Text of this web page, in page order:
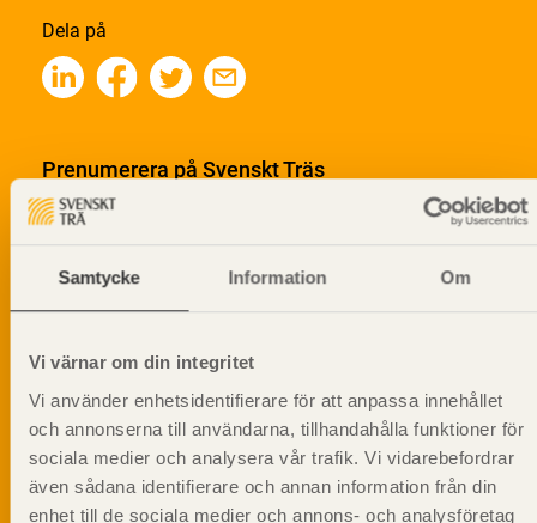
Samtycke Information Om
Vi värnar om din integritet
Vi använder enhetsidentifierare för att anpassa innehållet
och annonserna till användarna, tillhandahålla funktioner för
sociala medier och analysera vår trafik. Vi vidarebefordrar
även sådana identifierare och annan information från din
enhet till de sociala medier och annons- och analysföretag
Dela på
Prenumerera på Svenskt Träs
informationsutskick!